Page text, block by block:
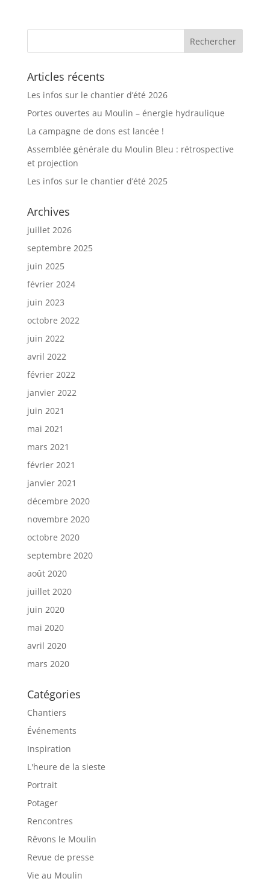
Articles récents
Les infos sur le chantier d’été 2026
Portes ouvertes au Moulin – énergie hydraulique
La campagne de dons est lancée !
Assemblée générale du Moulin Bleu : rétrospective
et projection
Les infos sur le chantier d’été 2025
Archives
juillet 2026
septembre 2025
juin 2025
février 2024
juin 2023
octobre 2022
juin 2022
avril 2022
février 2022
janvier 2022
juin 2021
mai 2021
mars 2021
février 2021
janvier 2021
décembre 2020
novembre 2020
octobre 2020
septembre 2020
août 2020
juillet 2020
juin 2020
mai 2020
avril 2020
mars 2020
Catégories
Chantiers
Événements
Inspiration
L'heure de la sieste
Portrait
Potager
Rencontres
Rêvons le Moulin
Revue de presse
Vie au Moulin